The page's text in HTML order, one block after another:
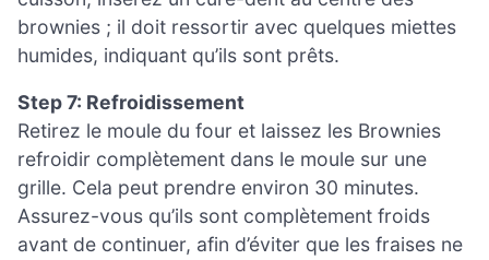
brownies ; il doit ressortir avec quelques miettes
humides, indiquant qu’ils sont prêts.
Step 7: Refroidissement
Retirez le moule du four et laissez les Brownies
refroidir complètement dans le moule sur une
grille. Cela peut prendre environ 30 minutes.
Assurez-vous qu’ils sont complètement froids
avant de continuer, afin d’éviter que les fraises ne